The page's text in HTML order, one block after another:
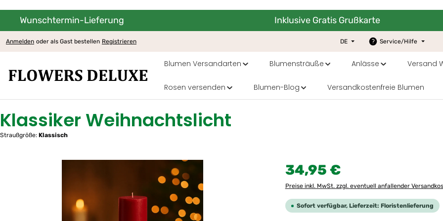
Hauptinhalt springen
Zur Hauptnavigation springen
Wunschtermin-Lieferung Inklusive Gratis Grußkarte
Anmelden oder als Gast bestellen Registrieren DE Service/Hilfe
Blumen Versandarten Blumensträuße Anlässe Versand
Rosen versenden Blumen-Blog Versandkostenfreie Blumen
Klassiker Weihnachtslicht
Straußgröße: Klassisch
Regulärer Preis:
34,95 €
Preise inkl. MwSt. zzgl. eventuell anfallender
Sofort verfügbar, Lieferzeit: Floristenlieferung